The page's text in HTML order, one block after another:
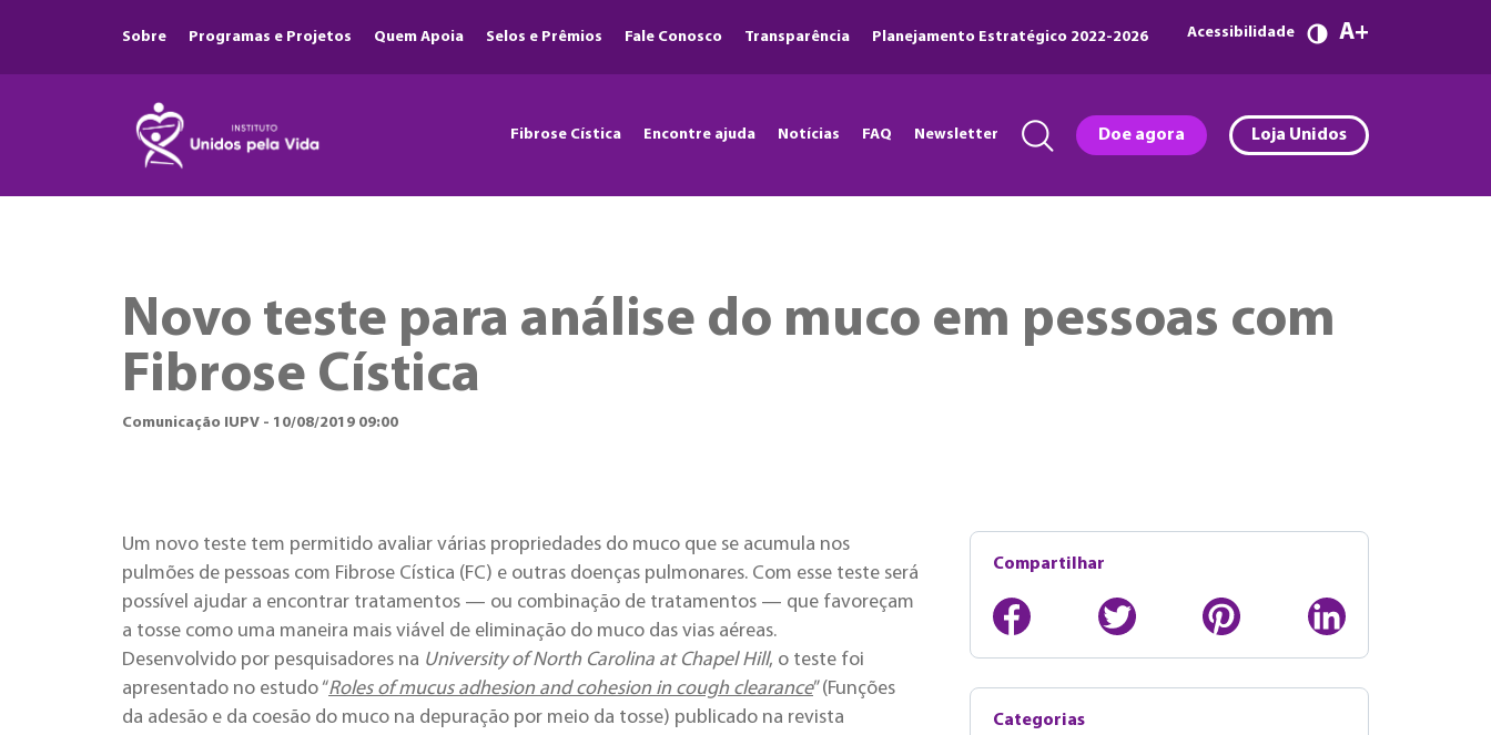
Sobre Programas e Projetos Quem Apoia Selos e Prêmios Fale Conosco Transparência Planejamento Estratégico 2022-2026 Acessibilidade A
Fibrose Cística Encontre ajuda Notícias FAQ Newsletter Doe agora Loja Unidos
Novo teste para análise do muco em pessoas com
Fibrose Cística
Comunicação IUPV - 10/08/2019 09:00
Um novo teste tem permitido avaliar várias propriedades do muco que se acumula nos
pulmões de pessoas com Fibrose Cística (FC) e outras doenças pulmonares. Com esse teste será
possível ajudar a encontrar tratamentos — ou combinação de tratamentos — que favoreçam
a tosse como uma maneira mais viável de eliminação do muco das vias aéreas.
Desenvolvido por pesquisadores na University of North Carolina at Chapel Hill, o teste foi
apresentado no estudo “Roles of mucus adhesion and cohesion in cough clearance” (Funções
da adesão e da coesão do muco na depuração por meio da tosse) publicado na revista
Compartilhar
Categorias